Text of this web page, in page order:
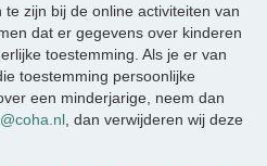
zijn bij de online activiteiten van
dat er gegevens over kinderen
toestemming. Als je er van
toestemming persoonlijke
een minderjarige, neem dan
, dan verwijderen wij deze